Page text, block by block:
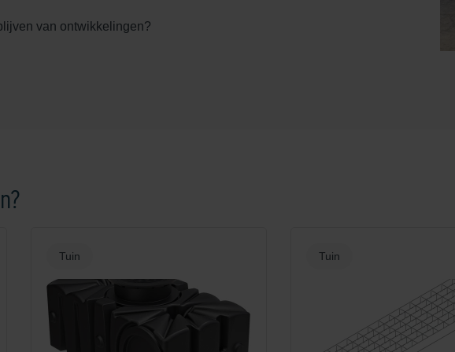
van ontwikkelingen?
Tuin Tuin